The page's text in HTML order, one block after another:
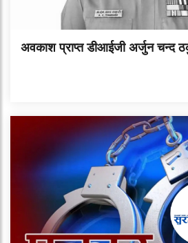
अवकाश प्राप्त डीआईजी अर्जुन चन्द